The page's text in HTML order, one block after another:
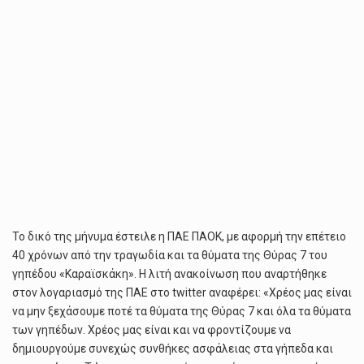
Το δικό της μήνυμα έστειλε η ΠΑΕ ΠΑΟΚ, με αφορμή την επέτειο
40 χρόνων από την τραγωδία και τα θύματα της Θύρας 7 του
γηπέδου «Καραϊσκάκη». Η λιτή ανακοίνωση που αναρτήθηκε
στον λογαριασμό της ΠΑΕ στο twitter αναφέρει: «Χρέος μας είναι
να μην ξεχάσουμε ποτέ τα θύματα της Θύρας 7 και όλα τα θύματα
των γηπέδων. Χρέος μας είναι και να φροντίζουμε να
δημιουργούμε συνεχώς συνθήκες ασφάλειας στα γήπεδα και